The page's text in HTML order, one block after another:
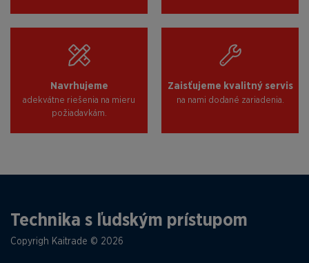
Navrhujeme
adekvátne riešenia na mieru
požiadavkám.
Zaisťujeme kvalitný servis
na nami dodané zariadenia.
Technika s ľudským prístupom
Copyrigh Kaitrade © 2026